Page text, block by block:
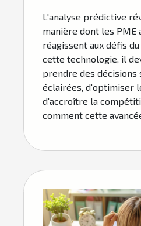
L'analyse prédictive
manière dont les PME
réagissent aux défis
cette technologie, il
prendre des décisions
éclairées, d'optimiser
d'accroître la
comment cette